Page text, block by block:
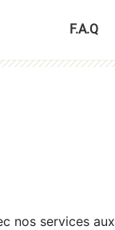
F.A.Q
nos services aux